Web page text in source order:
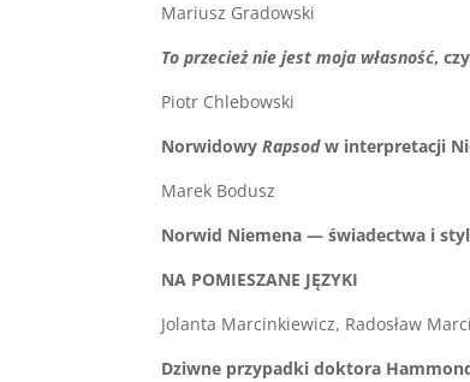
Mariusz Gradowski
To przecież nie jest moja własność,
Piotr Chlebowski
NorwidowyRapsodw interpretacji
Marek Bodusz
Norwid Niemena — świadectwa i
NA POMIESZANE JĘZYKI
Jolanta Marcinkiewicz, Radosław
Dziwne przypadki doktora